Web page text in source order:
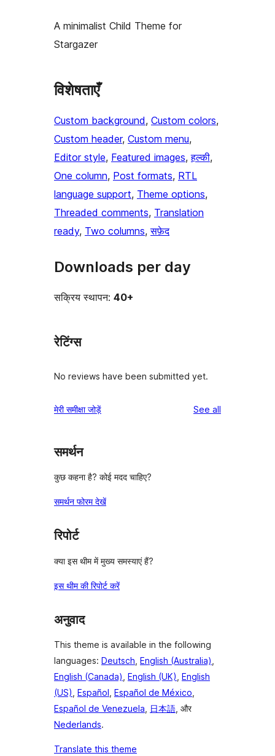
A minimalist Child Theme for
Stargazer
विशेषताएँ
Custom background, Custom colors
Custom header, Custom menu
Editor style, Featured images, हल्की
One column, Post formats, RTL
language support, Theme options
Threaded comments, Translation
ready, Two columns, सफ़ेद
Downloads per day
सक्रिय स्थापन: 40+
रेटिंग्स
No reviews have been submitted yet.
मेरी समीक्षा जोड़ें See all
समर्थन
कुछ कहना है? कोई मदद चाहिए?
समर्थन फोरम देखें
रिपोर्ट
क्या इस थीम में मुख्य समस्याएं हैं?
इस थीम की रिपोर्ट करें
अनुवाद
This theme is available in the following
languages: Deutsch, English (Australia),
English (Canada), English (UK), English
(US), Español, Español de México,
Español de Venezuela, 日本語, और
Nederlands.
Translate this theme